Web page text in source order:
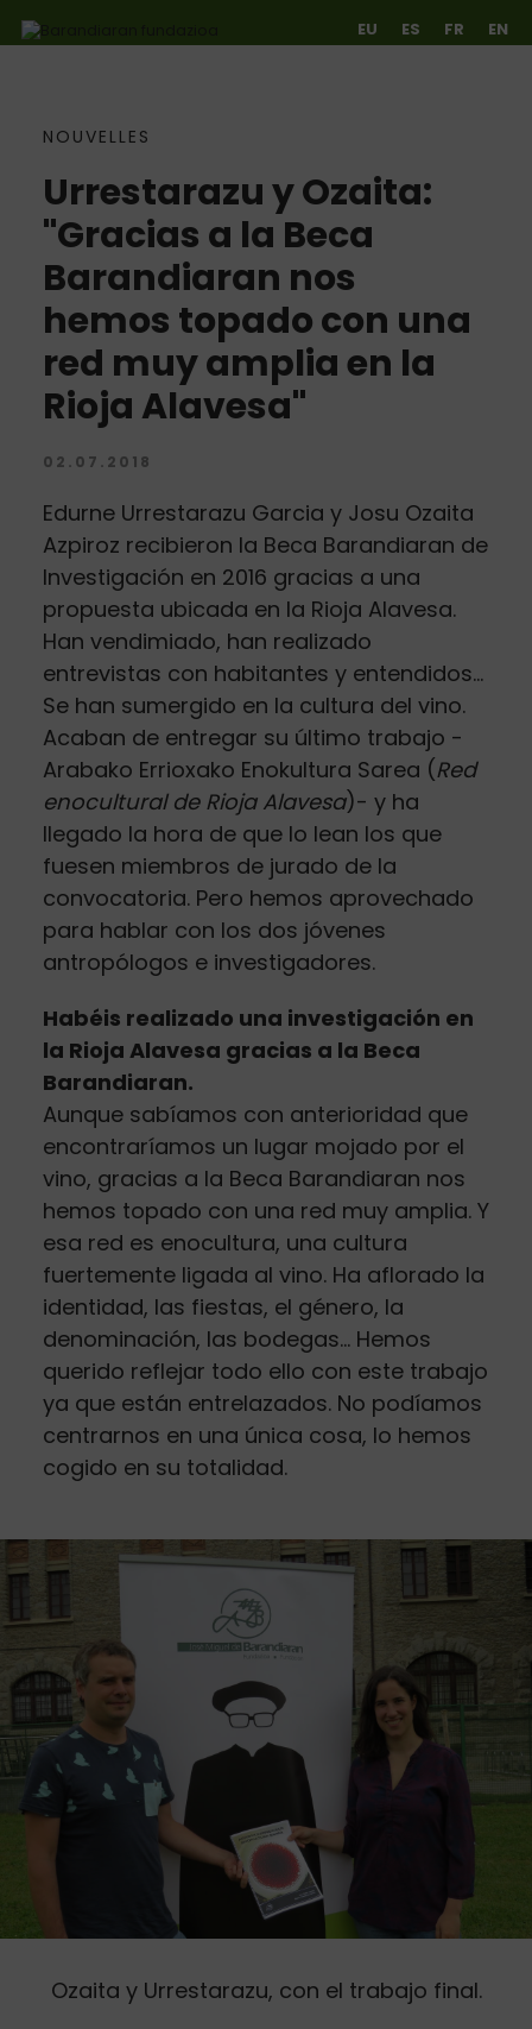
Ir directamente al contenido
EU ES FR EN
NOUVELLES
Urrestarazu y Ozaita:
"Gracias a la Beca
Barandiaran nos
hemos topado con una
red muy amplia en la
Rioja Alavesa"
02.07.2018
Edurne Urrestarazu Garcia y Josu Ozaita
Azpiroz recibieron la Beca Barandiaran de
Investigación en 2016 gracias a una
propuesta ubicada en la Rioja Alavesa.
Han vendimiado, han realizado
entrevistas con habitantes y entendidos...
Se han sumergido en la cultura del vino.
Acaban de entregar su último trabajo -
Arabako Errioxako Enokultura Sarea (Red
enocultural de Rioja Alavesa)- y ha
llegado la hora de que lo lean los que
fuesen miembros de jurado de la
convocatoria. Pero hemos aprovechado
para hablar con los dos jóvenes
antropólogos e investigadores.
Habéis realizado una investigación en
la Rioja Alavesa gracias a la Beca
Barandiaran.
Aunque sabíamos con anterioridad que
encontraríamos un lugar mojado por el
vino, gracias a la Beca Barandiaran nos
hemos topado con una red muy amplia. Y
esa red es enocultura, una cultura
fuertemente ligada al vino. Ha aflorado la
identidad, las fiestas, el género, la
denominación, las bodegas... Hemos
querido reflejar todo ello con este trabajo
ya que están entrelazados. No podíamos
centrarnos en una única cosa, lo hemos
cogido en su totalidad.
Ozaita y Urrestarazu, con el trabajo final.